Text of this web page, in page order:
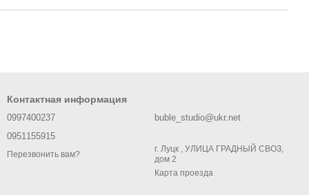
Контактная информация
0997400237
0951155915
Перезвонить вам?
buble_studio@ukr.net
г. Луцк , УЛИЦА ГРАДНЫЙ СВОЗ,
дом 2
Карта проезда